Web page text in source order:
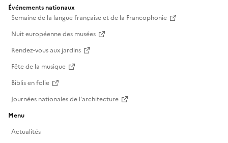
Événements nationaux
Semaine de la langue française et de la Francophonie
Nuit européenne des musées
Rendez-vous aux jardins
Fête de la musique
Biblis en folie
Journées nationales de l'architecture
Menu
Actualités